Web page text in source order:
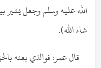
الله عليه وسلم وجعل
شاء الله).
قال عمر: فوالذي بعثه